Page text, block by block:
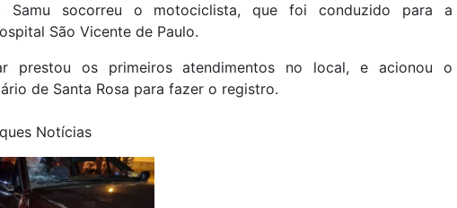
Samu socorreu o motociclista, que foi conduzido para a
São Vicente de Paulo.
prestou os primeiros atendimentos no local, e acionou o
de Santa Rosa para fazer o registro.
Notícias